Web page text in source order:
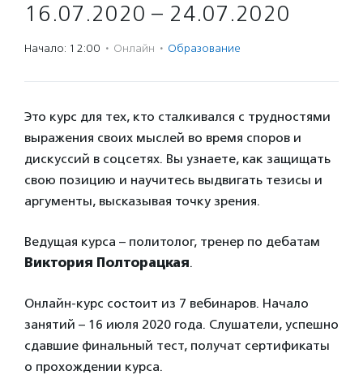
16.07.2020 – 24.07.2020
Начало: 12:00 · Онлайн · Образование
Это курс для тех, кто сталкивался с трудностями
выражения своих мыслей во время споров и
дискуссий в соцсетях. Вы узнаете, как защищать
свою позицию и научитесь выдвигать тезисы и
аргументы, высказывая точку зрения.
Ведущая курса – политолог, тренер по дебатам
Виктория Полторацкая.
Онлайн-курс состоит из 7 вебинаров. Начало
занятий – 16 июля 2020 года. Слушатели, успешно
сдавшие финальный тест, получат сертификаты
о прохождении курса.